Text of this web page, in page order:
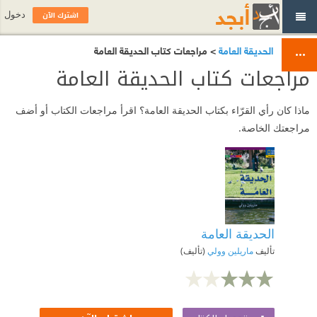
الحديقة العامة> مراجعات كتاب الحديقة العامة
مراجعات كتاب الحديقة العامة
ماذا كان رأي القرّاء بكتاب الحديقة العامة؟ اقرأ مراجعات الكتاب أو أضف
مراجعتك الخاصة.
الحديقة العامة
تأليفماريلين وولي (تأليف)
اشترك الآن دخول